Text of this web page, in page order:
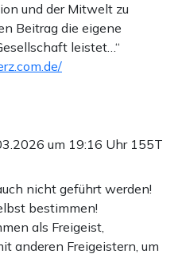
und der Mitwelt zu
Beitrag die eigene
leistet…“
um 19:16 Uhr 155T
nicht geführt werden!
bestimmen!
als Freigeist,
anderen Freigeistern, um